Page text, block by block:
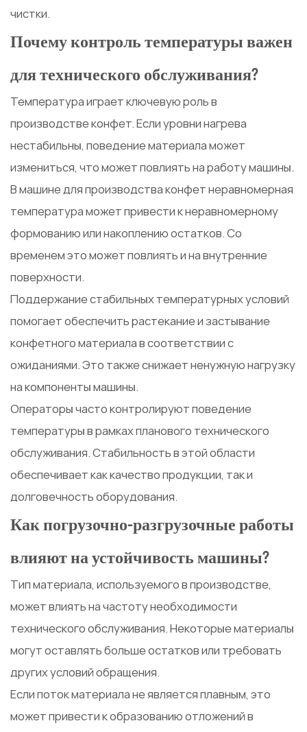
чистки.
Почему контроль температуры важен
для технического обслуживания?
Температура играет ключевую роль в
производстве конфет. Если уровни нагрева
нестабильны, поведение материала может
измениться, что может повлиять на работу машины.
В машине для производства конфет неравномерная
температура может привести к неравномерному
формованию или накоплению остатков. Со
временем это может повлиять и на внутренние
поверхности.
Поддержание стабильных температурных условий
помогает обеспечить растекание и застывание
конфетного материала в соответствии с
ожиданиями. Это также снижает ненужную нагрузку
на компоненты машины.
Операторы часто контролируют поведение
температуры в рамках планового технического
обслуживания. Стабильность в этой области
обеспечивает как качество продукции, так и
долговечность оборудования.
Как погрузочно-разгрузочные работы
влияют на устойчивость машины?
Тип материала, используемого в производстве,
может влиять на частоту необходимости
технического обслуживания. Некоторые материалы
могут оставлять больше остатков или требовать
других условий обращения.
Если поток материала не является плавным, это
может привести к образованию отложений в